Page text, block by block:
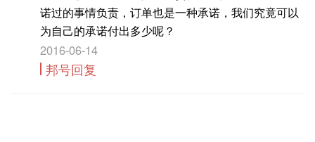
诺过的事情负责，订单也是一种承诺，我们究竟可以
为自己的承诺付出多少呢？
2016-06-14
邦号回复